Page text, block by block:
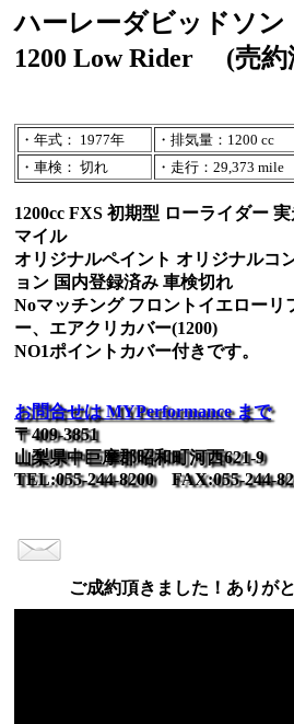
ハーレーダビッドソン
1200 Low Rider
(売約
・年式： 1977年
・排気量：1200 cc
・車検： 切れ
・走行：29,373 mile
1200cc FXS 初期型 ローライダー 実
マイル
オリジナルペイント オリジナルコ
ョン 国内登録済み 車検切れ
Noマッチング フロントイエローリ
ー、エアクリカバー(1200)
NO1ポイントカバー付きです。
お問合せは MYPerformance まで
〒409-3851
山梨県中巨摩郡昭和町河西621-9
TEL:055-244-8200 FAX:055-244-
ご成約頂きました！ありが